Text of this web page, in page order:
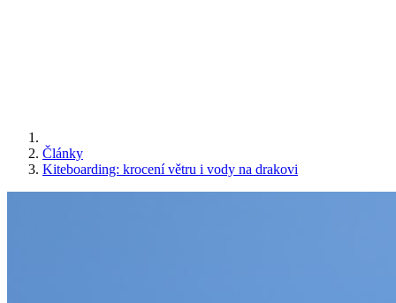
Články
Kiteboarding: krocení větru i vody na drakovi